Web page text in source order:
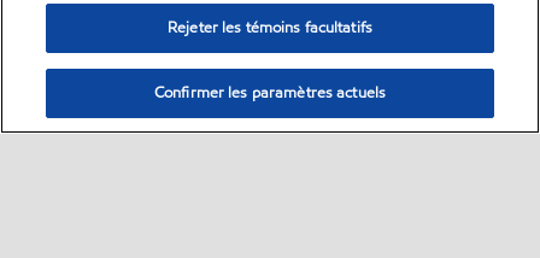
Rejeter les témoins facultatifs
Confirmer les paramètres actuels